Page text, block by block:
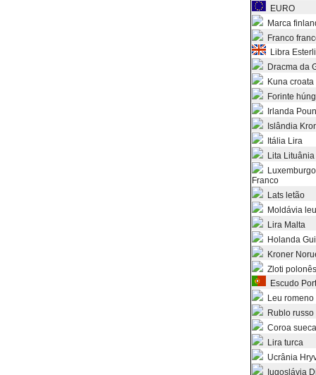
EURO
Marca
Franco
Libra
Dracma da
Kuna croata
Forinte
Irlanda
Islândia
Itália Lira
Lita Lituânia
Luxemburgo
Franco
Lats letão
Moldávia leu
Lira Malta
Holanda
Kroner
Zloti polonês
Escudo
Leu romeno
Rublo russo
Coroa sueca
Lira turca
Ucrânia
Iugoslávia